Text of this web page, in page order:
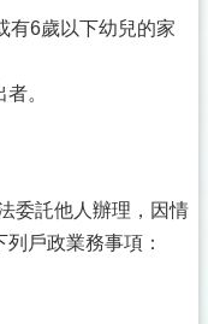
有6歲以下幼兒的家
。
委託他人辦理，因情
戶政業務事項：